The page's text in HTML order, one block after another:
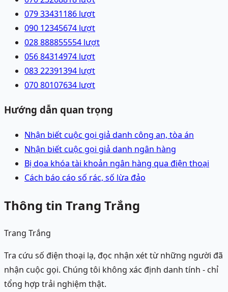
079 33431186 lượt
090 12345674 lượt
028 888855554 lượt
056 84314974 lượt
083 22391394 lượt
070 80107634 lượt
Hướng dẫn quan trọng
Nhận biết cuộc gọi giả danh công an, tòa án
Nhận biết cuộc gọi giả danh ngân hàng
Bị dọa khóa tài khoản ngân hàng qua điện thoại
Cách báo cáo số rác, số lừa đảo
Thông tin Trang Trắng
Trang Trắng
Tra cứu số điện thoại lạ, đọc nhận xét từ những người đã
nhận cuộc gọi. Chúng tôi không xác định danh tính - chỉ
tổng hợp trải nghiệm thật.